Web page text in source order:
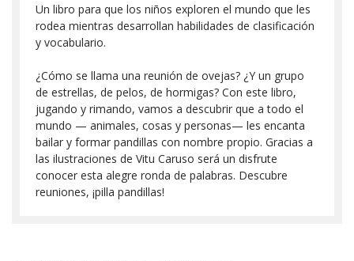
Un libro para que los niños exploren el mundo que les
rodea mientras desarrollan habilidades de clasificación
y vocabulario.
¿Cómo se llama una reunión de ovejas? ¿Y un grupo
de estrellas, de pelos, de hormigas? Con este libro,
jugando y rimando, vamos a descubrir que a todo el
mundo — animales, cosas y personas— les encanta
bailar y formar pandillas con nombre propio. Gracias a
las ilustraciones de Vitu Caruso será un disfrute
conocer esta alegre ronda de palabras. Descubre
reuniones, ¡pilla pandillas!